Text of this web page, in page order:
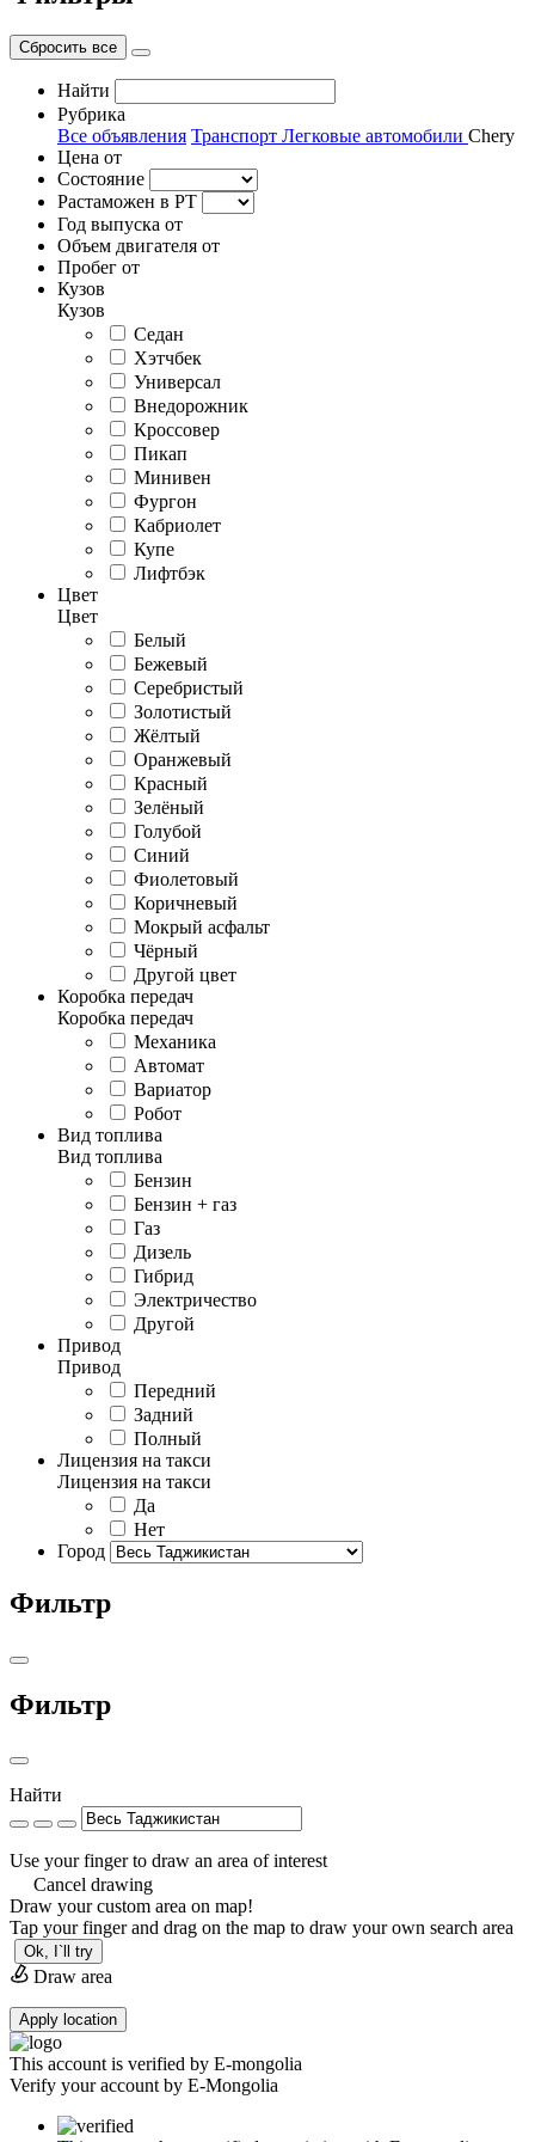
Сбросить все
Найти
Рубрика
Все объявления Транспорт Легковые автомобили Chery
Цена от
Состояние
Растаможен в РТ
Год выпуска от
Объем двигателя от
Пробег от
Кузов
Кузов
Седан
Хэтчбек
Универсал
Внедорожник
Кроссовер
Пикап
Минивен
Фургон
Кабриолет
Купе
Лифтбэк
Цвет
Цвет
Белый
Бежевый
Серебристый
Золотистый
Жёлтый
Оранжевый
Красный
Зелёный
Голубой
Синий
Фиолетовый
Коричневый
Мокрый асфальт
Чёрный
Другой цвет
Коробка передач
Коробка передач
Механика
Автомат
Вариатор
Робот
Вид топлива
Вид топлива
Бензин
Бензин + газ
Газ
Дизель
Гибрид
Электричество
Другой
Привод
Привод
Передний
Задний
Полный
Лицензия на такси
Лицензия на такси
Да
Нет
Город
Фильтр
Фильтр
Найти
Use your finger to draw an area of interest
Cancel drawing
Draw your custom area on map!
Tap your finger and drag on the map to draw your own search area
Ok, I`ll try
Draw area
Apply location
This account is verified by E-mongolia
Verify your account by E-Mongolia